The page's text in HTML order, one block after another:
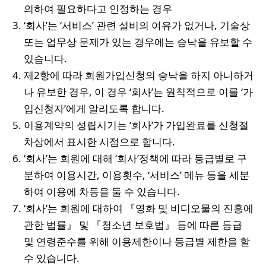
의하여 필요하다고 인정하는 경우
‘회사’는 ‘서비스’ 관련 설비의 여유가 없거나, 기술상
또는 업무상 문제가 있는 경우에는 승낙을 유보할 수
있습니다.
제2항에 따라 회원가입신청의 승낙을 하지 아니하거
나 유보한 경우, 이 경우 ‘회사’는 원칙적으로 이를 ‘가
입신청자’에게 알리도록 합니다.
이용계약의 성립시기는 ‘회사’가 가입완료를 신청절
차상에서 표시한 시점으로 합니다.
‘회사’는 회원에 대해 ‘회사’정책에 따라 등급별로 구
분하여 이용시간, 이용횟수, ‘서비스’ 메뉴 등을 세분
하여 이용에 차등을 둘 수 있습니다.
‘회사’는 회원에 대하여 『영화 및 비디오물의 진흥에
관한 법률』 및 『청소년 보호법』 등에 따른 등급
및 연령준수를 위해 이용제한이나 등급별 제한을 할
수 있습니다.